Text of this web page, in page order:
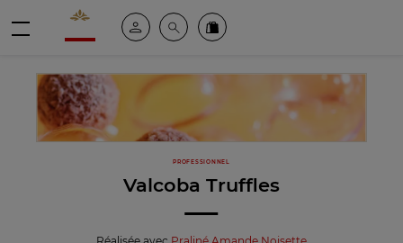
Valrhona - Imaginons le meilleur du chocolat
Espace clientRechercheCommandez en ligne
PROFESSIONNEL
Valcoba Truffles